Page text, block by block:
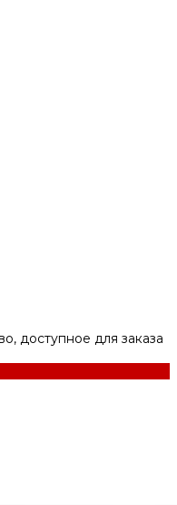
доступное для заказа